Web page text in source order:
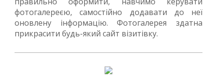
фотогалереєю, самостійно додавати до неї
оновлену інформацію. Фотогалерея здатна
прикрасити будь-який сайт візитівку.